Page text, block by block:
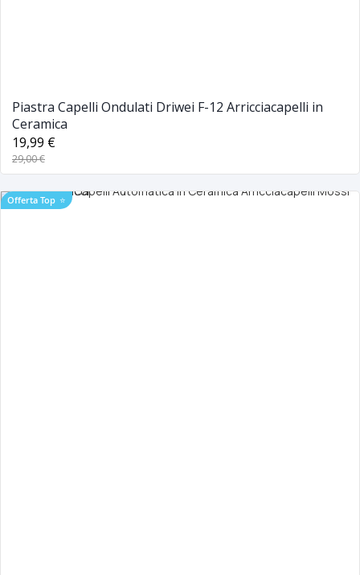
Piastra Capelli Ondulati Driwei F-12 Arricciacapelli in
Ceramica
19,99 €
29,00 €
Offerta Top ⭐